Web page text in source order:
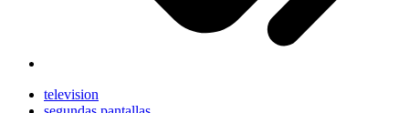
television